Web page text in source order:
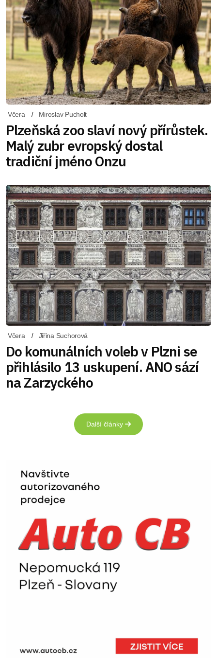
Včera Miroslav Pucholt
Plzeňská zoo slaví nový přírůstek.
Malý zubr evropský dostal
tradiční jméno Onzu
Včera Jiřina Suchorová
Do komunálních voleb v Plzni se
přihlásilo 13 uskupení. ANO sází
na Zarzyckého
Další články